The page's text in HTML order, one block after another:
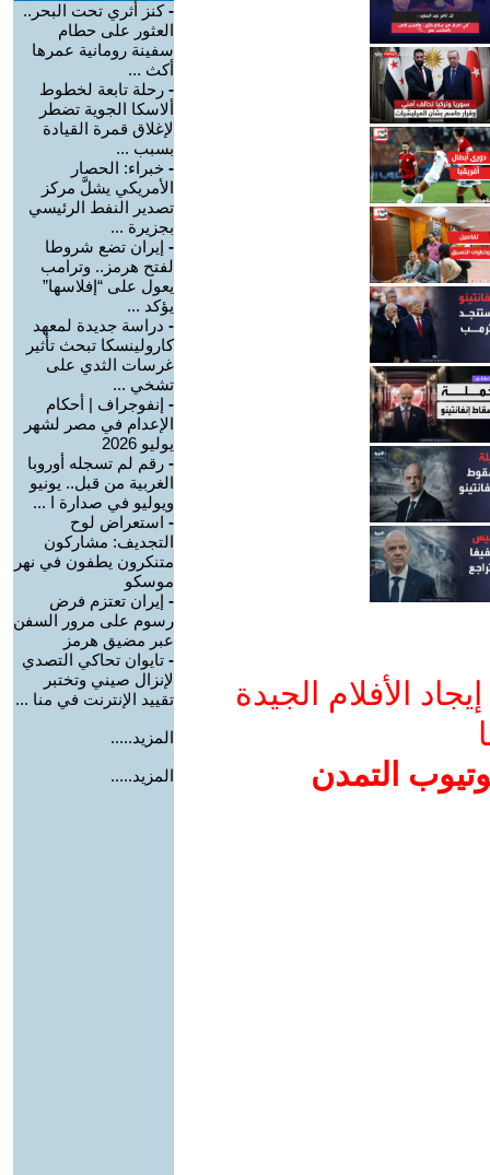
الأفلام الجيدة
التمدن
-كنز أثري تحت البحر..
العثور على حطام
سفينة رومانية عمرها
أكث ...
- رحلة تابعة لخطوط
ألاسكا الجوية تضطر
لإغلاق قمرة القيادة
بسبب ...
- خبراء: الحصار
الأمريكي يشلَّ مركز
تصدير النفط الرئيسي
بجزيرة ...
- إيران تضع شروطا
لفتح هرمز.. وترامب
يعول على “إفلاسها”
يؤكد ...
- دراسة جديدة لمعهد
كارولينسكا تبحث تأثير
غرسات الثدي على
تشخي ...
- إنفوجراف | أحكام
الإعدام في مصر لشهر
يوليو 2026
- رقم لم تسجله أوروبا
الغربية من قبل.. يونيو
ويوليو في صدارة ا ...
- استعراض لوح
التجديف: مشاركون
متنكرون يطفون في نهر
موسكو
- إيران تعتزم فرض
رسوم على مرور السفن
عبر مضيق هرمز
- تايوان تحاكي التصدي
لإنزال صيني وتختبر
تقييد الإنترنت في منا ...
المزيد.....
المزيد.....